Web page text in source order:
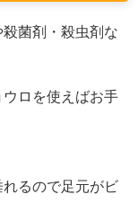
菌剤・殺虫剤な
ロを使えばお手
るので足元がビ